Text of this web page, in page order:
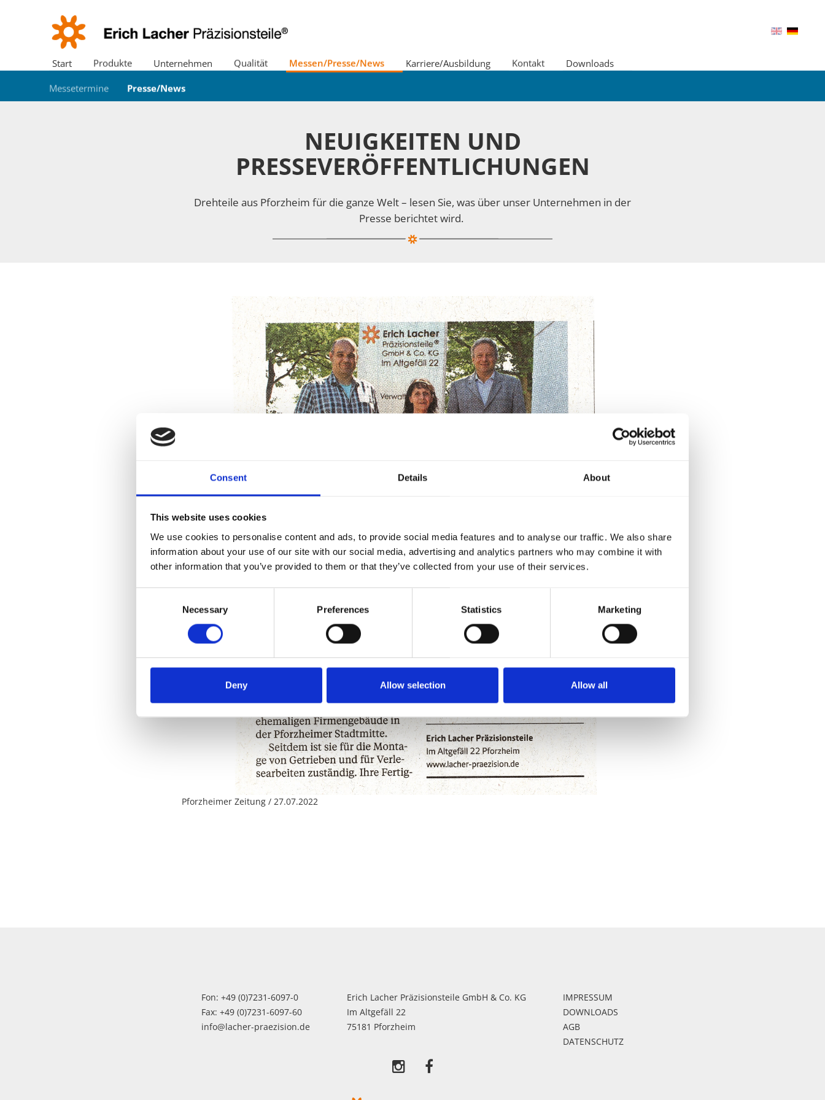
Consent Details About
This website uses cookies
We use cookies to personalise content and ads, to provide social media features and to analyse our traffic. We also share
information about your use of our site with our social media, advertising and analytics partners who may combine it with
other information that you’ve provided to them or that they’ve collected from your use of their services.
Necessary Preferences Statistics Marketing
Deny Allow selection Allow all
Start
Produkte
Produktübersicht
Maschinenpark
Unternehmen
Standort
Verzahnungszentrum
Qualität
Zertifikate
Umwelt
Messen/Presse/News
Messetermine
Presse/News
Karriere/Ausbildung
Stellenangebote
Ausbildung
Kontakt
Downloads
Downloads
NEUIGKEITEN UND
PRESSEVERÖFFENTLICHUNGEN
Drehteile aus Pforzheim für die ganze Welt – lesen Sie, was über unser Unternehmen in der
Presse berichtet wird.
Pforzheimer Zeitung / 27.07.2022
Fon: +49 (0)7231-6097-0
Fax: +49 (0)7231-6097-60
info@lacher-praezision.de
Erich Lacher Präzisionsteile GmbH & Co. KG
Im Altgefäll 22
75181 Pforzheim
IMPRESSUM
DOWNLOADS
AGB
DATENSCHUTZ